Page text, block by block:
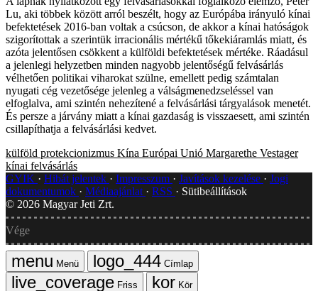
Lu, aki többek között arról beszélt, hogy az Európába irányuló kínai
befektetések 2016-ban voltak a csúcson, de akkor a kínai hatóságok
szigorítottak a szerintük irracionális mértékű tőkekiáramlás miatt, és
azóta jelentősen csökkent a külföldi befektetések mértéke. Ráadásul
a jelenlegi helyzetben minden nagyobb jelentőségű felvásárlás
vélhetően politikai viharokat szülne, emellett pedig számtalan
nyugati cég vezetősége jelenleg a válságmenedzseléssel van
elfoglalva, ami szintén nehezítené a felvásárlási tárgyalások menetét.
És persze a járvány miatt a kínai gazdaság is visszaesett, ami szintén
csillapíthatja a felvásárlási kedvet.
külföld protekcionizmus Kína Európai Unió Margarethe Vestager
kínai felvásárlás
GYIK
Hibát jelentek Impresszum Javítások kezelése
Jogi
dokumentumok
Médiaajánlat RSS
Sütibeállítások
© 2026 Magyar Jeti Zrt.
Vége
Menü
Címlap
Friss
Kör